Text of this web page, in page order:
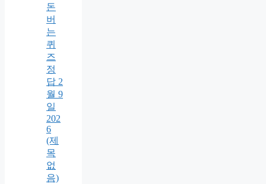
돈
버
는
퀴
즈
정
답 2
월 9
일
202
6
(제
목
없
음)